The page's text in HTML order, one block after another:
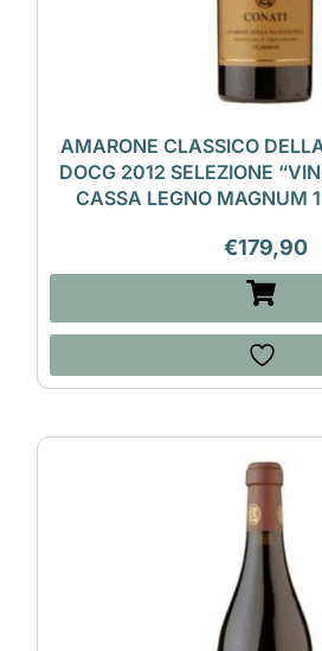
AMARONE CLASSICO
DOCG 2012 SELEZIONE
CASSA LEGNO MAGNUM
€179,90